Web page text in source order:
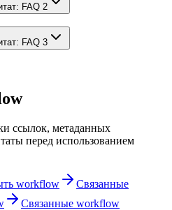
FAQ 2
FAQ 3
ссылок, метаданных
перед использованием
workflow
Связанные
Связанные workflow